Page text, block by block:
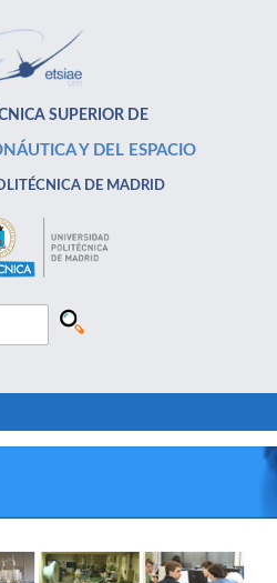
SUPERIOR DE
Y DEL ESPACIO
DE MADRID